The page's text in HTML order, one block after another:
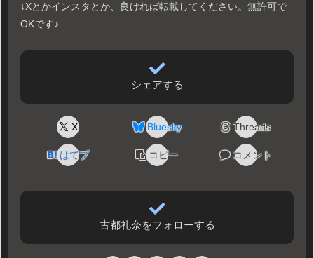
↓Xとかインスタとか、良ければ転載してください。無許可で
OKです♪
シェアする
X Bluesky Threads
はてブ コピー コメント
古都礼奈をフォローする